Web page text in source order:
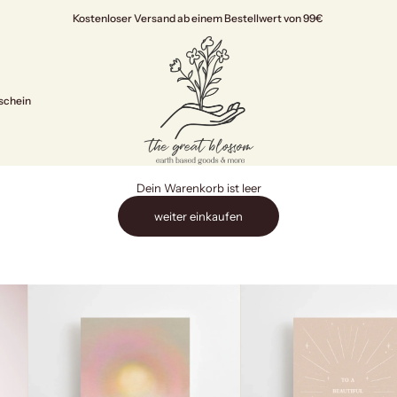
Kostenloser Versand ab einem Bestellwert von 99€
The Great Blossom
Dein Warenkorb ist leer
weiter einkaufen